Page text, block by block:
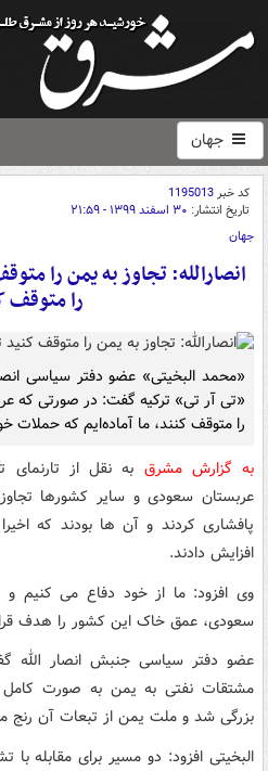
جهان
کد خبر1195013
تاریخ انتشار: ۳۰ اسفند ۱۳۹۹ - ۲۱:۵۹
جهان
انصارالله: تجاوز به یمن را
را متوقف
«محمد البخیتی» عضو دفتر سیاسی
«تی آر تی» ترکیه گفت: در صورتی که
را متوقف کنند، ما آماده‌ایم که حملات
به گزارش مشرق به نقل از تارنمای
عربستان سعودی و سایر کشورها
پافشاری کردند و آن ها بودند که
افزایش دادند.
وی افزود: ما از خود دفاع می کنیم و
سعودی، عمق خاک این کشور را هدف
عضو دفتر سیاسی جنبش انصار الله
مشتقات نفتی به یمن به صورت کامل
بزرگی شد و ملت یمن از تبعات آن رنج
البخیتی افزود: دو مسیر برای مقابله